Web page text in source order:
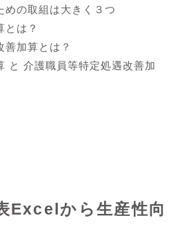
めの取組は大きく３つ
とは？
善加算とは？
と 介護職員等特定処遇改善加
Excelから生産性向